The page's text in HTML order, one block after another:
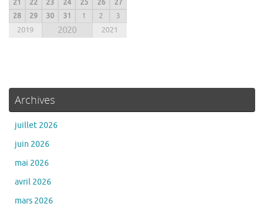
21
22 23 24 25 26
27
28
29 30 31 1 2 3
2019 2020 2021
Archives
juillet 2026
juin 2026
mai 2026
avril 2026
mars 2026